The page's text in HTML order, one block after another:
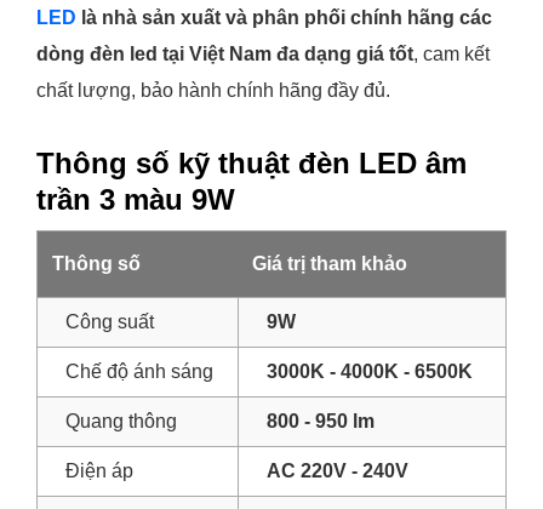
LED là nhà sản xuất và phân phối chính hãng các
dòng đèn led tại Việt Nam đa dạng giá tốt, cam kết
chất lượng, bảo hành chính hãng đầy đủ.
Thông số kỹ thuật đèn LED âm
trần 3 màu 9W
Thông số Giá trị tham khảo
Công suất 9W
Chế độ ánh sáng 3000K - 4000K - 6500K
Quang thông 800 - 950 lm
Điện áp AC 220V - 240V